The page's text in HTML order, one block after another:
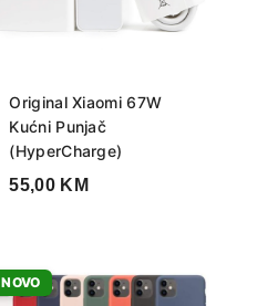
Original Xiaomi 67W
Kućni Punjač
(HyperCharge)
55,00 KM
NOVO